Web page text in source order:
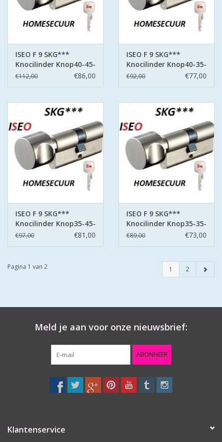
ISEO F 9 SKG***
Knocilinder Knop40-45-
3- sleutels
€112,00 €86,00
ISEO F 9 SKG***
Knocilinder Knop40-35-
3- sleutels
€92,00 €77,00
ISEO F 9 SKG***
Knocilinder Knop35-45-
3- sleutels
€97,00 €81,00
ISEO F 9 SKG***
Knocilinder Knop35-35-
3- sleutels
€89,00 €73,00
Pagina 1 van 2 1 2
Meld je aan voor onze nieuwsbrief:
ABONNEER
Klantenservice